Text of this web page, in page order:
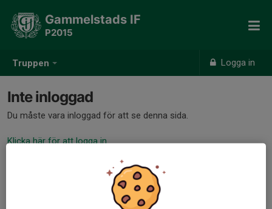
Truppen Logga in
Gammelstads IF
P2015
Inte inloggad
Du måste vara inloggad för att se denna sida.
Klicka här för att logga in